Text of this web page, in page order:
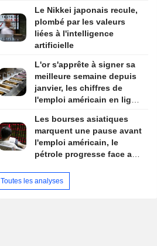
Le Nikkei japonais recule,
plombé par les valeurs
liées à l'intelligence
artificielle
L'or s'apprête à signer sa
meilleure semaine depuis
janvier, les chiffres de
l'emploi américain en ligne
Les bourses asiatiques
marquent une pause avant
l'emploi américain, le
pétrole progresse face aux
Toutes les analyses